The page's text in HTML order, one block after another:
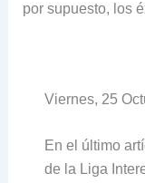
por supuesto, los
Viernes, 25
En el último
de la Liga